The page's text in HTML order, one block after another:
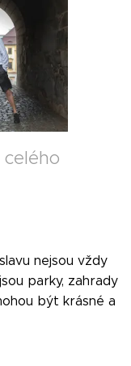
nejsou vždy
parky, zahrady
být krásné a